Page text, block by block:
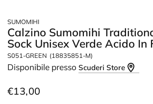
SUMOMIHI
Calzino Sumomihi
Sock Unisex Verde Acido In
S051-GREEN (18835851-M)
Disponibile pressoScuderi Store
€13,00